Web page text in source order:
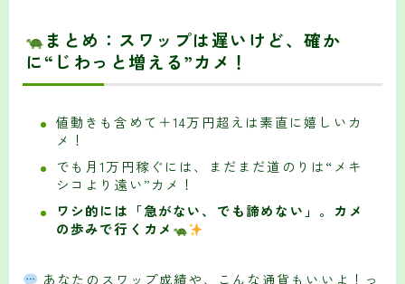
まとめ： スワップは遅いけど、確か
に“じわっと増える”カメ！
値動きも含めて＋14万円超えは素直に嬉しいカ
メ！
でも月1万円稼ぐには、まだまだ道のりは“メキ
シコより遠い”カメ！
ワシ的には「急がない、でも諦めない」。カメ
の歩みで行くカメ
あなたのスワップ成績や、こんな通貨もいいよ！っ